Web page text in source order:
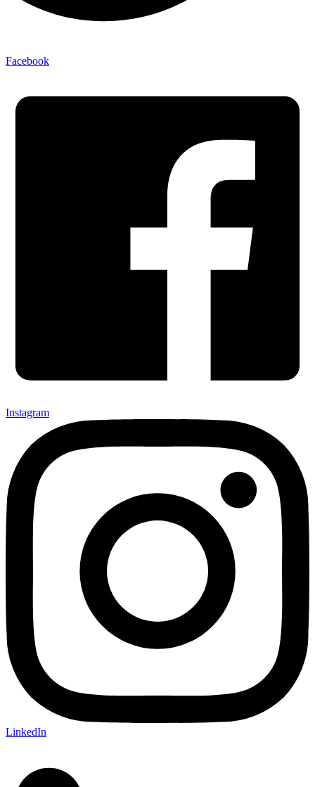
Facebook
Instagram
LinkedIn